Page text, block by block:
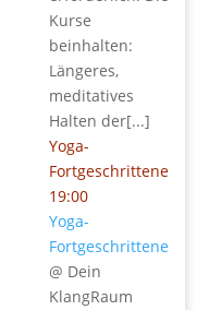
Kurse
beinhalten:
Längeres,
meditatives
Halten der[...]
Yoga-
Fortgeschrittene
19:00
Yoga-
Fortgeschrittene
@ Dein
KlangRaum